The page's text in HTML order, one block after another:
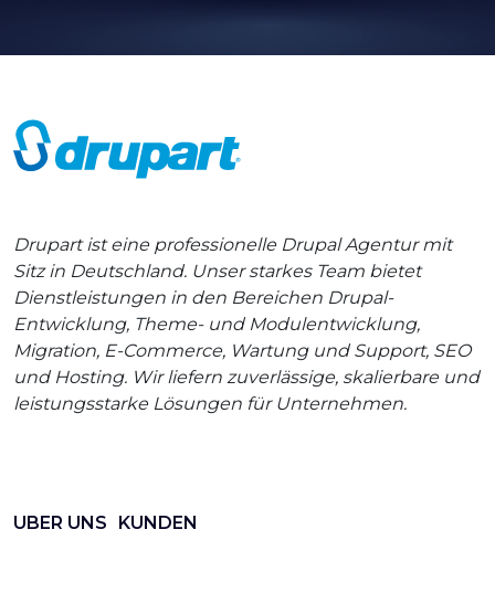
Drupart ist eine professionelle Drupal Agentur mit
Sitz in Deutschland. Unser starkes Team bietet
Dienstleistungen in den Bereichen Drupal-
Entwicklung, Theme- und Modulentwicklung,
Migration, E-Commerce, Wartung und Support, SEO
und Hosting. Wir liefern zuverlässige, skalierbare und
leistungsstarke Lösungen für Unternehmen.
UBER UNS KUNDEN